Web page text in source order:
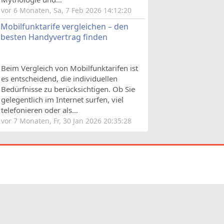
vor 6 Monaten, Sa, 7 Feb 2026 14:12:20
Mobilfunktarife vergleichen – den
besten Handyvertrag finden
Beim Vergleich von Mobilfunktarifen ist
es entscheidend, die individuellen
Bedürfnisse zu berücksichtigen. Ob Sie
gelegentlich im Internet surfen, viel
telefonieren oder als...
vor 7 Monaten, Fr, 30 Jan 2026 20:35:28